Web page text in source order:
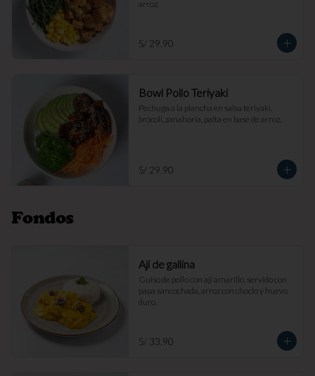
arroz.
S/ 29.90
Bowl Pollo Teriyaki
Pechuga a la plancha en salsa teriyaki,
brócoli, zanahoria, palta en base de arroz.
S/ 29.90
Fondos
Ají de gallina
Guiso de pollo con ají amarillo, servido con
papa sancochada, arroz con choclo y huevo
duro.
S/ 33.90